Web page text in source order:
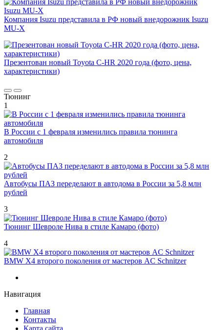
Компания Isuzu представила в РФ новый внедорожник Isuzu
MU-X
Презентован новый Toyota C-HR 2020 года (фото, цена,
характеристики)
Тюнинг
1
В России с 1 февраля изменились правила тюнинга
автомобиля
2
Автобусы ПАЗ переделают в автодома в России за 5,8 млн
рублей
3
Тюнинг Шевроле Нива в стиле Камаро (фото)
4
BMW X4 второго поколения от мастеров AC Schnitzer
Навигация
Главная
Контакты
Карта сайта